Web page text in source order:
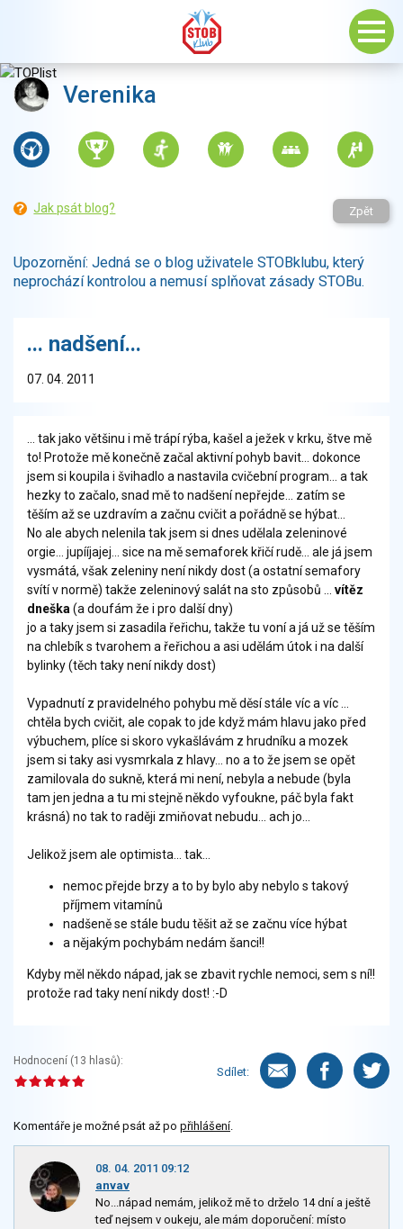
Verenika
Jak psát blog? Zpět
Upozornění: Jedná se o blog uživatele STOBklubu, který
neprochází kontrolou a nemusí splňovat zásady STOBu.
... nadšení...
07. 04. 2011
... tak jako většinu i mě trápí rýba, kašel a ježek v krku, štve mě
to! Protože mě konečně začal aktivní pohyb bavit... dokonce
jsem si koupila i švihadlo a nastavila cvičební program... a tak
hezky to začalo, snad mě to nadšení nepřejde... zatím se
těším až se uzdravím a začnu cvičit a pořádně se hýbat...
No ale abych nelenila tak jsem si dnes udělala zeleninové
orgie... jupííjajej... sice na mě semaforek křičí rudě... ale já jsem
vysmátá, však zeleniny není nikdy dost (a ostatní semafory
svítí v normě) takže zeleninový salát na sto způsobů ... vítěz
dneška(a doufám že i pro další dny)
jo a taky jsem si zasadila řeřichu, takže tu voní a já už se těším
na chlebík s tvarohem a řeřichou a asi udělám útok i na další
bylinky (těch taky není nikdy dost)
Vypadnutí z pravidelného pohybu mě děsí stále víc a víc ...
chtěla bych cvičit, ale copak to jde když mám hlavu jako před
výbuchem, plíce si skoro vykašlávám z hrudníku a mozek
jsem si taky asi vysmrkala z hlavy... no a to že jsem se opět
zamilovala do sukně, která mi není, nebyla a nebude (byla
tam jen jedna a tu mi stejně někdo vyfoukne, páč byla fakt
krásná) no tak to raději zmiňovat nebudu... ach jo...
Jelikož jsem ale optimista... tak...
nemoc přejde brzy a to by bylo aby nebylo s takový
příjmem vitamínů
nadšeně se stále budu těšit až se začnu více hýbat
a nějakým pochybám nedám šanci!!
Kdyby měl někdo nápad, jak se zbavit rychle nemoci, sem s ní!!
protože rad taky není nikdy dost! :-D
Hodnocení (13 hlasů):
Sdílet:
Komentáře je možné psát až po přihlášení.
08. 04. 2011 09:12
anvav
No...nápad nemám, jelikož mě to drželo 14 dní a ještě
teď nejsem v oukeju, ale mám doporučení: místo